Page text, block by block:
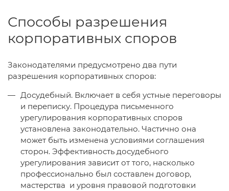
Способы разрешения
корпоративных споров
Законодателями предусмотрено два пути
разрешения корпоративных споров:
Досудебный. Включает в себя устные переговоры
и переписку. Процедура письменного
урегулирования корпоративных споров
установлена законодательно. Частично она
может быть изменена условиями соглашения
сторон. Эффективность досудебного
урегулирования зависит от того, насколько
профессионально был составлен договор,
мастерства и уровня правовой подготовки